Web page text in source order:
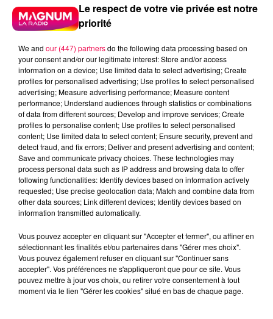
podcasts/2025/10/20251006-ANNIVERSAIRES.mp3
Le respect de votre vie privée est notre
priorité
We and our (447) partnersdo the following data processing based on
your consent and/or our legitimate interest: Store and/or access
information on a device; Use limited data to select advertising; Create
profiles for personalised advertising; Use profiles to select personalised
advertising; Measure advertising performance; Measure content
performance; Understand audiences through statistics or combinations
of data from different sources; Develop and improve services; Create
profiles to personalise content; Use profiles to select personalised
content; Use limited data to select content; Ensure security, prevent and
detect fraud, and fix errors; Deliver and present advertising and content;
Save and communicate privacy choices. These technologies may
process personal data such as IP address and browsing data to offer
following functionalities: Identify devices based on information actively
requested; Use precise geolocation data; Match and combine data from
other data sources; Link different devices; Identify devices based on
information transmitted automatically.
Vous pouvez accepter en cliquant sur "Accepter et fermer", ou affiner en
sélectionnant les finalités et/ou partenaires dans "Gérer mes choix".
Vous pouvez également refuser en cliquant sur "Continuer sans
accepter". Vos préférences ne s'appliqueront que pour ce site. Vous
pouvez mettre à jour vos choix, ou retirer votre consentement à tout
moment via le lien "Gérer les cookies" situé en bas de chaque page.